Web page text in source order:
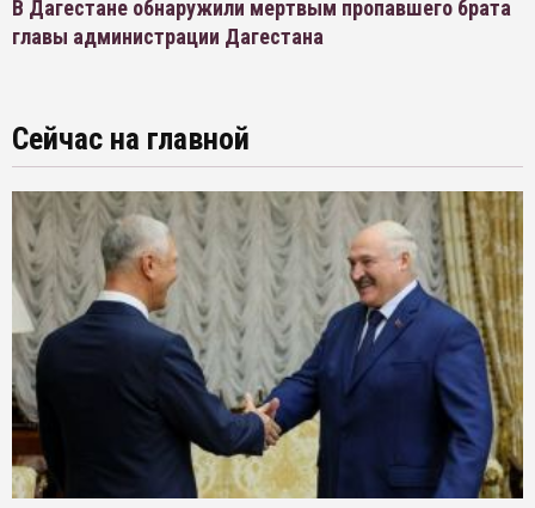
В Дагестане обнаружили мертвым пропавшего брата
главы администрации Дагестана
Сейчас на главной